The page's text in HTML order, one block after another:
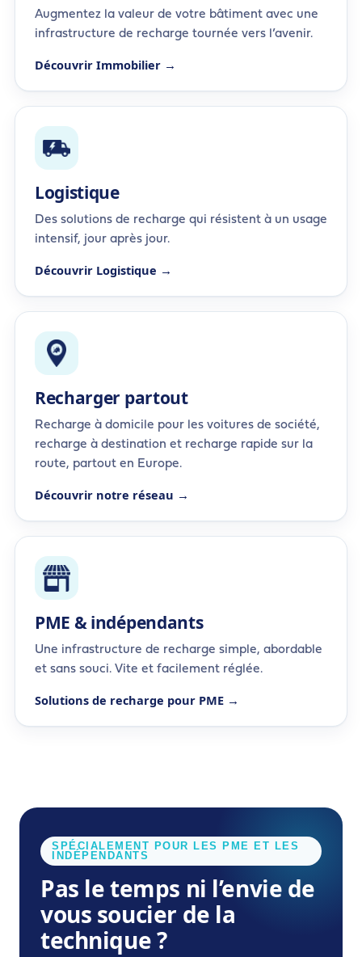
Augmentez la valeur de votre bâtiment avec une
infrastructure de recharge tournée vers l’avenir.
Découvrir Immobilier →
Logistique
Des solutions de recharge qui résistent à un usage
intensif, jour après jour.
Découvrir Logistique →
Recharger partout
Recharge à domicile pour les voitures de société,
recharge à destination et recharge rapide sur la
route, partout en Europe.
Découvrir notre réseau →
PME & indépendants
Une infrastructure de recharge simple, abordable
et sans souci. Vite et facilement réglée.
Solutions de recharge pour PME →
SPÉCIALEMENT POUR LES PME ET LES
INDÉPENDANTS
Pas le temps ni l’envie de
vous soucier de la
technique ?